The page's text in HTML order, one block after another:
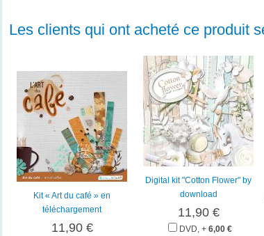
Les clients qui ont acheté ce produit
Kit « Art du café » en
téléchargement
11,90 €
Digital kit "Cotton Flower" by
download
11,90 €
DVD, + 6,00 €